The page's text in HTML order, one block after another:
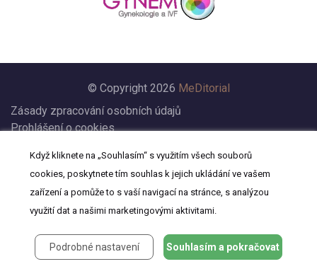
© Copyright 2026 MeDitorial
Zásady zpracování osobních údajů
Prohlášení o cookies
Prohlášení
Kontakt
Když kliknete na „Souhlasím“ s využitím všech souborů
cookies, poskytnete tím souhlas k jejich ukládání ve vašem
zařízení a pomůže to s vaší navigací na stránce, s analýzou
využití dat a našimi marketingovými aktivitami.
Podrobné nastavení Souhlasím a pokračovat